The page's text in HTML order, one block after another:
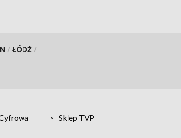
/ ŁÓDŹ /
Sklep TVP